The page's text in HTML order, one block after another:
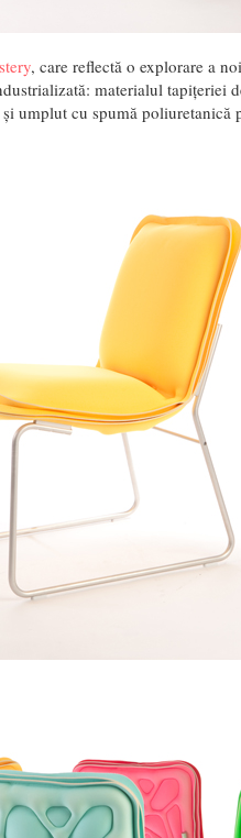
, care reflectă o explorare a
materialul tapițeriei
umplut cu spumă poliuretanică